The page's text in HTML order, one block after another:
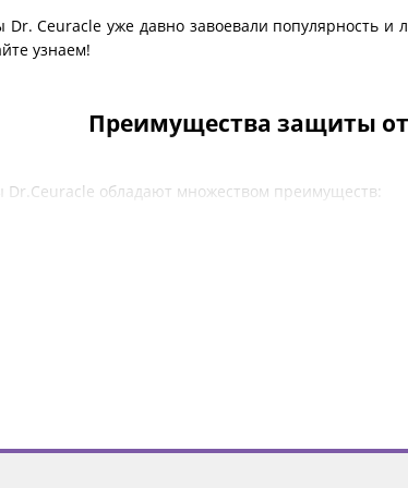
Ceuracle уже давно завоевали популярность
узнаем!
Преимущества защиты от
обладают множеством преимуществ:
защиту широкого спектра как от UVA,